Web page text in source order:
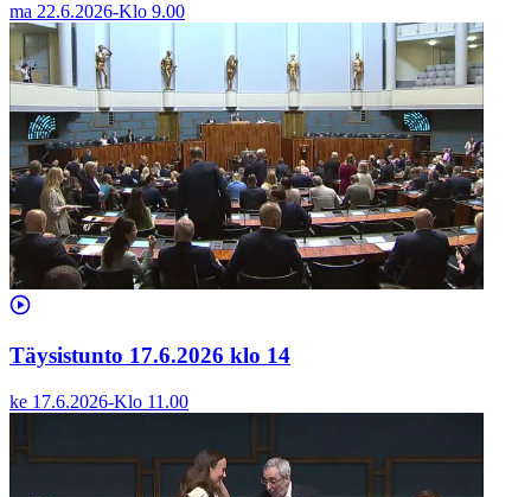
ma 22.6.2026-Klo 9.00
Täysistunto 17.6.2026 klo 14
ke 17.6.2026-Klo 11.00